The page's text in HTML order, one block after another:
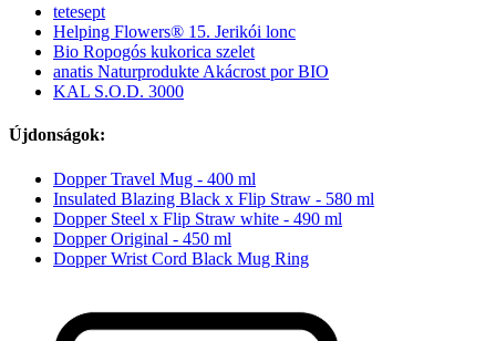
tetesept
Helping Flowers® 15. Jerikói lonc
Bio Ropogós kukorica szelet
anatis Naturprodukte Akácrost por BIO
KAL S.O.D. 3000
Újdonságok:
Dopper Travel Mug - 400 ml
Insulated Blazing Black x Flip Straw - 580 ml
Dopper Steel x Flip Straw white - 490 ml
Dopper Original - 450 ml
Dopper Wrist Cord Black Mug Ring